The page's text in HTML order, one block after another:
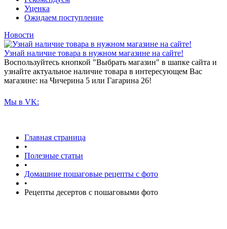
Уценка
Ожидаем поступление
Новости
Узнай наличие товара в нужном магазине на сайте!
Воспользуйтесь кнопкой "Выбрать магазин" в шапке сайта и
узнайте актуальное наличие товара в интересующем Вас
магазине: на Чичерина 5 или Гагарина 26!
Мы в VK:
Главная страница
•
Полезные статьи
•
Домашние пошаговые рецепты с фото
•
Рецепты десертов с пошаговыми фото